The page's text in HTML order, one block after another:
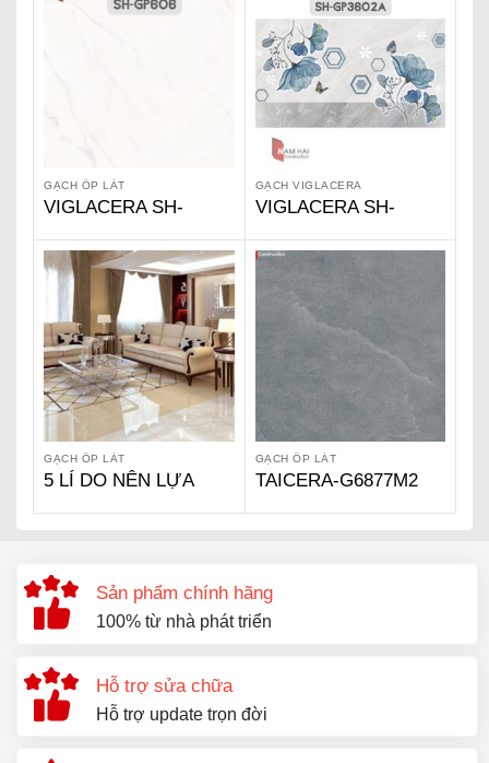
GẠCH ỐP LÁT
VIGLACERA SH-
GẠCH VIGLACERA
VIGLACERA SH-
GẠCH ỐP LÁT
5 LÍ DO NÊN LỰA
GẠCH ỐP LÁT
TAICERA-G6877M2
Sản phẩm chính hãng
100% từ nhà phát triển
Hỗ trợ sửa chữa
Hỗ trợ update trọn đời